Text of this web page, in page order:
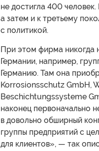
не достигла 400
а затем и к третьему
с политикой.
При этом фирма никогда
Германии, например,
Германию. Там она
Korrosionsschutz GmbH,
Beschichtungssysteme
наконец первоначально
в довольно обширный
группы предприятий с
для клиентов», — так